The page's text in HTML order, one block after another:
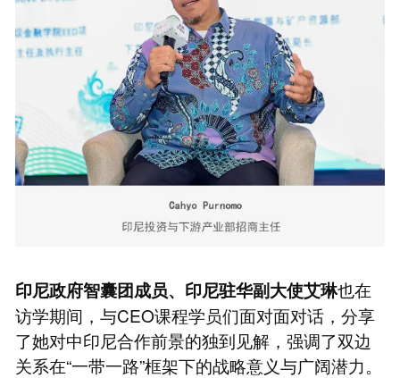
印尼政府智囊团成员、印尼驻华副大使艾琳也在
访学期间，与CEO课程学员们面对面对话，分享
了她对中印尼合作前景的独到见解，强调了双边
关系在“一带一路”框架下的战略意义与广阔潜力。